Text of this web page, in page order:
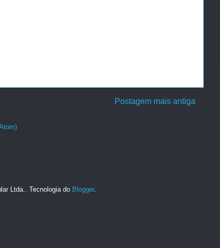
Postagem mais antiga
Ltda.. Tecnologia do Blogger.